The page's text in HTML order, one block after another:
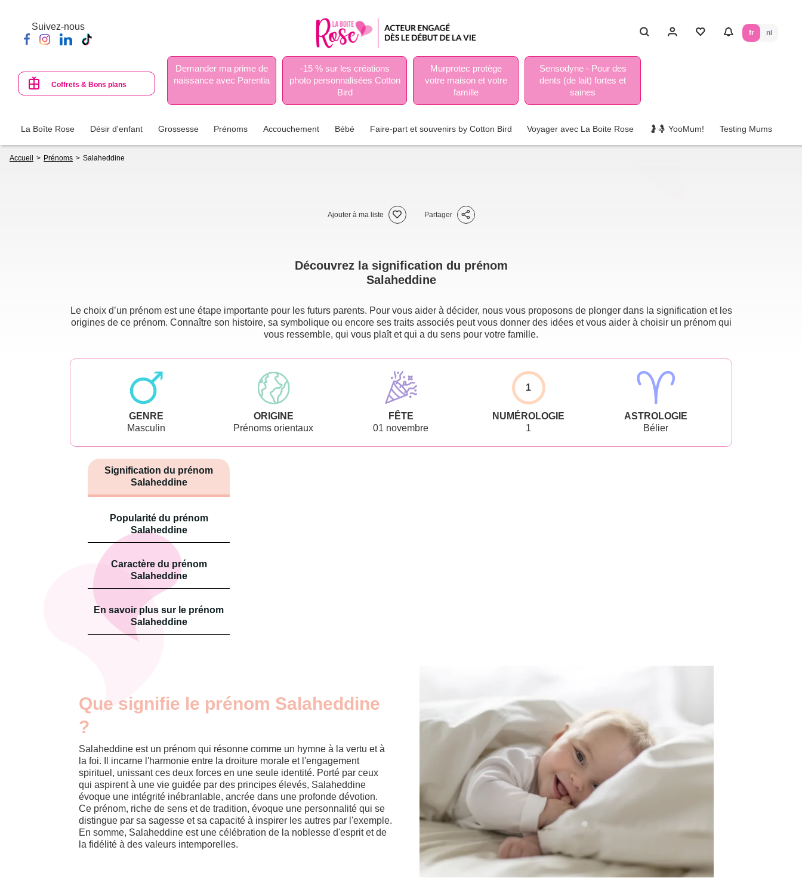
contenu
principal
Suivez-nous
fr nl
Coffrets & Bons plans
Demander ma prime de
naissance avec Parentia
-15 % sur les créations
photo personnalisées Cotton
Bird
Murprotec protège
votre maison et votre
famille
Sensodyne - Pour des
dents (de lait) fortes et
saines
La Boîte Rose Désir d'enfant Grossesse Prénoms Accouchement Bébé Faire-part et souvenirs by Cotton Bird Voyager avec La Boite Rose 🤰🤱 YooMum! Testing Mums
d'Ariane
Accueil Prénoms Salaheddine
Ajouter à ma liste Partager
Découvrez la signification du prénom
Salaheddine
Le choix d’un prénom est une étape importante pour les futurs parents. Pour vous aider à décider, nous vous proposons de plonger dans la signification et les
origines de ce prénom. Connaître son histoire, sa symbolique ou encore ses traits associés peut vous donner des idées et vous aider à choisir un prénom qui
vous ressemble, qui vous plaît et qui a du sens pour votre famille.
GENRE
Masculin
ORIGINE
Prénoms orientaux
FÊTE
01 novembre
1
NUMÉROLOGIE
1
ASTROLOGIE
Bélier
Signification du prénom
Salaheddine
Popularité du prénom
Salaheddine
Caractère du prénom
Salaheddine
En savoir plus sur le prénom
Salaheddine
Que signifie le prénom Salaheddine
?
Salaheddine est un prénom qui résonne comme un hymne à la vertu et à
la foi. Il incarne l'harmonie entre la droiture morale et l'engagement
spirituel, unissant ces deux forces en une seule identité. Porté par ceux
qui aspirent à une vie guidée par des principes élevés, Salaheddine
évoque une intégrité inébranlable, ancrée dans une profonde dévotion.
Ce prénom, riche de sens et de tradition, évoque une personnalité qui se
distingue par sa sagesse et sa capacité à inspirer les autres par l'exemple.
En somme, Salaheddine est une célébration de la noblesse d'esprit et de
la fidélité à des valeurs intemporelles.